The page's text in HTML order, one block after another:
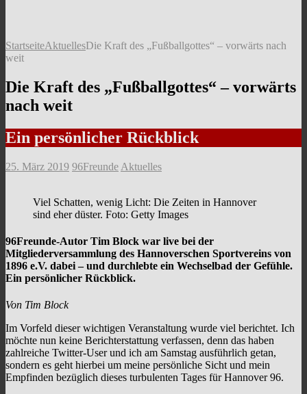
StartseiteAktuellesDie Kraft des „Fußballgottes“ – vorwärts nach
weit
Die Kraft des „Fußballgottes“ – vorwärts
nach weit
Ein persönlicher Rückblick
25. März 2019 96Freunde Aktuelles
Viel Schatten, wenig Licht: Die Zeiten in Hannover
sind eher düster. Foto: Getty Images
96Freunde-Autor Tim Block war live bei der
Mitgliederversammlung des Hannoverschen Sportvereins von
1896 e.V. dabei – und durchlebte ein Wechselbad der Gefühle.
Ein persönlicher Rückblick.
Von Tim Block
Im Vorfeld dieser wichtigen Veranstaltung wurde viel berichtet. Ich
möchte nun keine Berichterstattung verfassen, denn das haben
zahlreiche Twitter-User und ich am Samstag ausführlich getan,
sondern es geht hierbei um meine persönliche Sicht und mein
Empfinden bezüglich dieses turbulenten Tages für Hannover 96.